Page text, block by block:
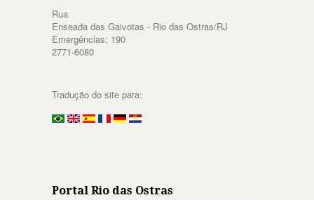
Rua
Enseada das Gaivotas - Rio das Ostras/RJ
Emergências: 190
2771-6080
Tradução do site para:
Portal Rio das Ostras